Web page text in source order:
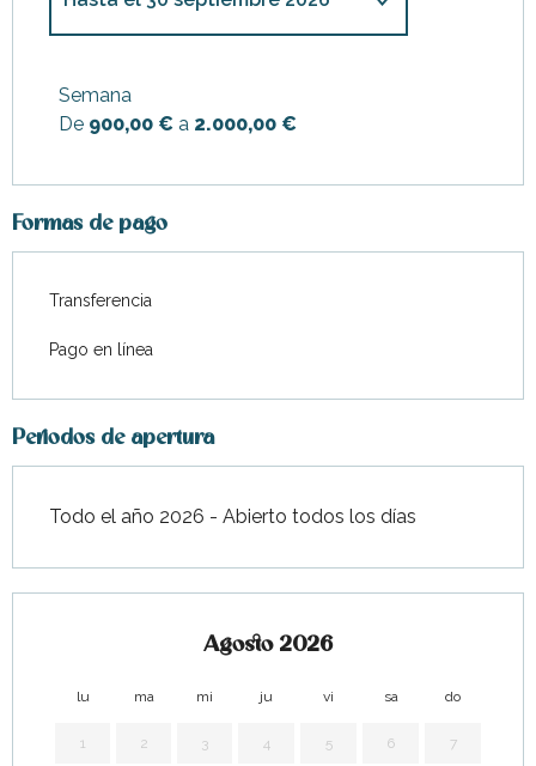
Desde1 octubre
Semana
De 900,00 € a 2.000,00 €
Formas de pago
Transferencia
Pago en línea
Periodos de apertura
Todo el año 2026 - Abierto todos los días
Agosto 2026
lu ma mi ju vi sa do
1 2 3 4 5 6 7